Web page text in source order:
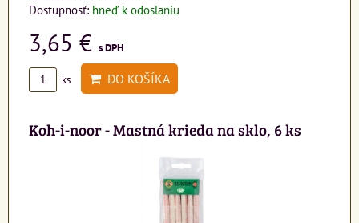
Dostupnosť: hneď k odoslaniu
3,65 € s DPH
ks DO KOŠÍKA
Koh-i-noor - Mastná krieda na sklo, 6 ks